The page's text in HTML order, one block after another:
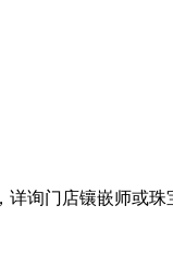
询门店镶嵌师或珠